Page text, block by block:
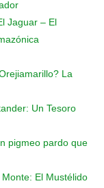
Jaguar – El
La
Un Tesoro
pigmeo pardo que
El Mustélido